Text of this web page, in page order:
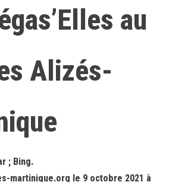
au
Alizés-
; Bing.
martinique.org le 9 octobre 2021 à